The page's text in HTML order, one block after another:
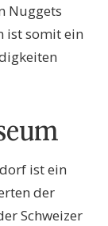
Nuggets
ist somit ein
ist ein
der
Schweizer